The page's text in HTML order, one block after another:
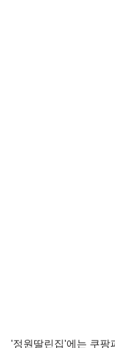
'정원딸린집'에는 쿠팡